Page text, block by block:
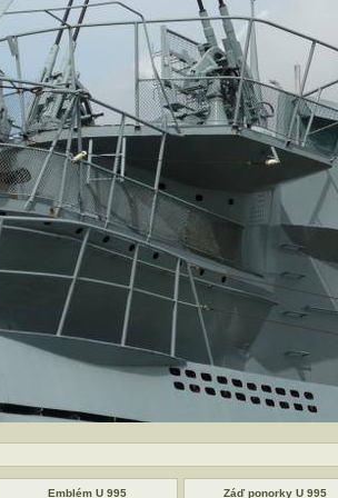
Emblém U 995 Záď ponorky U 995